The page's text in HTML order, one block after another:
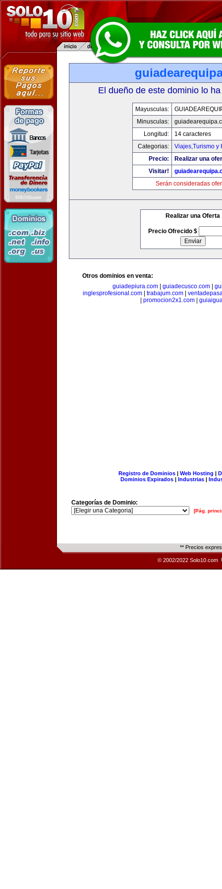
El dueño de este dominio lo
Mayusculas:
Minusculas:
Longitud:
14 caracteres
Categorias:
Viajes,Turismo y
Precio:
Realizar una
Visitar!
Serán consideradas
Realizar una Oferta
Precio Ofrecido $
Otros dominios en venta:
guiadepiura.com| guiadecusco.com|
inglesprofesional.com| trabajum.com|
promocion2x1.com
Registro de Dominios| Web Hosting |
Dominios Expirados | Industrias |
Categorías de Dominio:
[Pág.
** Precios
© 2002/2022 Solo10.com